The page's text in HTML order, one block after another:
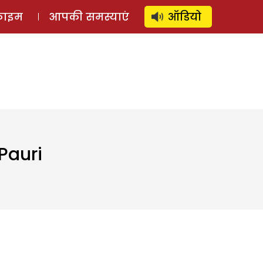
लॉग इन ⚲ SUBSCRIBE
आपकी समस्याएं ऑडियो